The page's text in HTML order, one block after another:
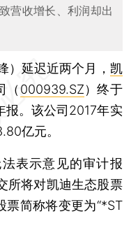
营收增长、利润却出
） 延迟近两个月， 凯
（ 000939.SZ）终于
。该公司2017年实
亿元。
表示意见的审计报
所将对凯迪生态股票
票简称将变更为“*ST